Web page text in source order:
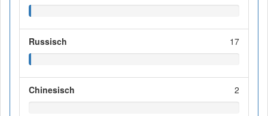
Russisch 17
Chinesisch 2